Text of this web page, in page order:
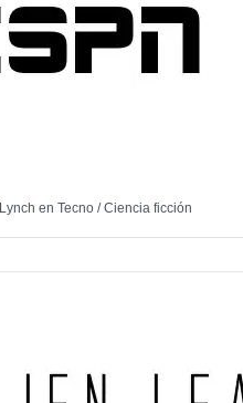
en Tecno/Ciencia ficción